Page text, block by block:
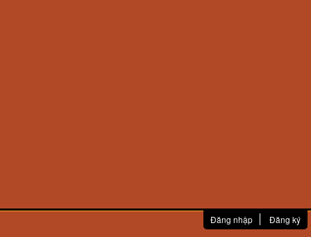
Đăng nhập Đăng ký